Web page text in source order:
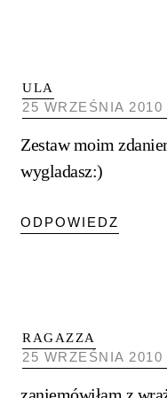
ULA
25 WRZEŚNIA
Zestaw moim
wygladasz:)
ODPOWIEDZ
RAGAZZA
25 WRZEŚNIA
zaniemówiłam z